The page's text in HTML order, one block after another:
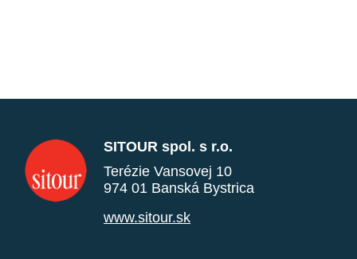
SITOUR spol. s r.o.
Terézie Vansovej 10
974 01 Banská Bystrica
www.sitour.sk